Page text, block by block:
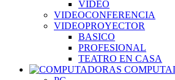
VIDEO
VIDEOCONFERENCIA
VIDEOPROYECTOR
BASICO
PROFESIONAL
TEATRO EN CASA